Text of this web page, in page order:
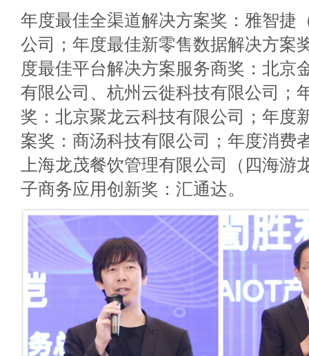
年度最佳全渠道解决方案奖：雅智捷
公司；年度最佳新零售数据解决方案
度最佳平台解决方案服务商奖：北京
有限公司、杭州云徙科技有限公司；
奖：北京聚龙云科技有限公司；年度
案奖：商汤科技有限公司；年度消费
上海龙茂餐饮管理有限公司（四海游
子商务应用创新奖：汇通达。